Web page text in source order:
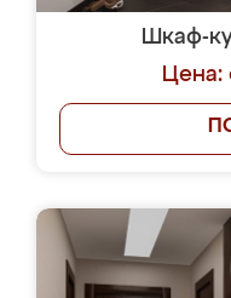
Шкаф-
Цена: